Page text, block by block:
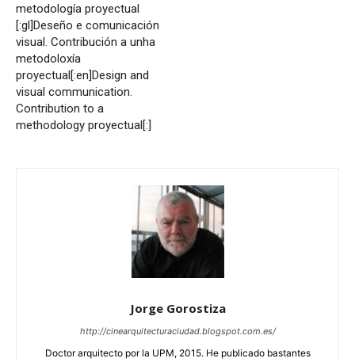
metodología proyectual
[:gl]Deseño e comunicación
visual. Contribución a unha
metodoloxía
proyectual[:en]Design and
visual communication.
Contribution to a
methodology proyectual[:]
Jorge Gorostiza
http://cinearquitecturaciudad.blogspot.com.es/
Doctor arquitecto por la UPM, 2015. He publicado bastantes